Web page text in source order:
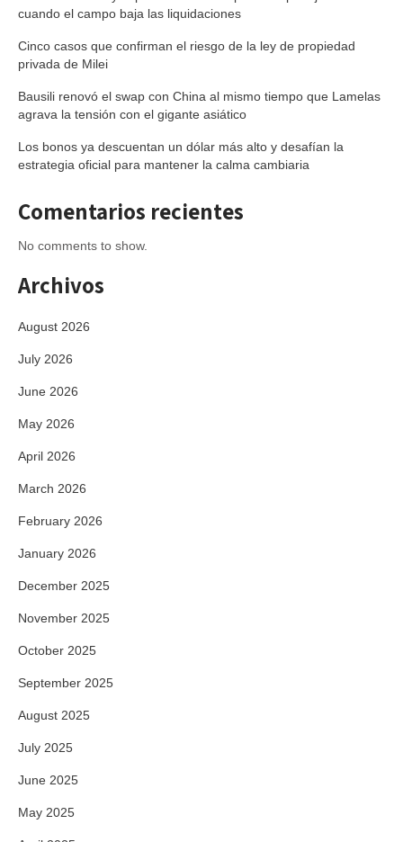
cuando el campo baja las liquidaciones
Cinco casos que confirman el riesgo de la ley de propiedad
privada de Milei
Bausili renovó el swap con China al mismo tiempo que Lamelas
agrava la tensión con el gigante asiático
Los bonos ya descuentan un dólar más alto y desafían la
estrategia oficial para mantener la calma cambiaria
Comentarios recientes
No comments to show.
Archivos
August 2026
July 2026
June 2026
May 2026
April 2026
March 2026
February 2026
January 2026
December 2025
November 2025
October 2025
September 2025
August 2025
July 2025
June 2025
May 2025